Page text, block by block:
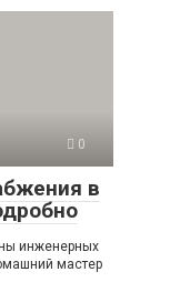
0
в
инженерных
мастер